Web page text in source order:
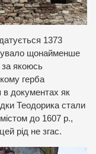
1373
щонайменше
за якоюсь
герба
в документах як
Теодорика стали
до 1607 р.,
рід не згас.